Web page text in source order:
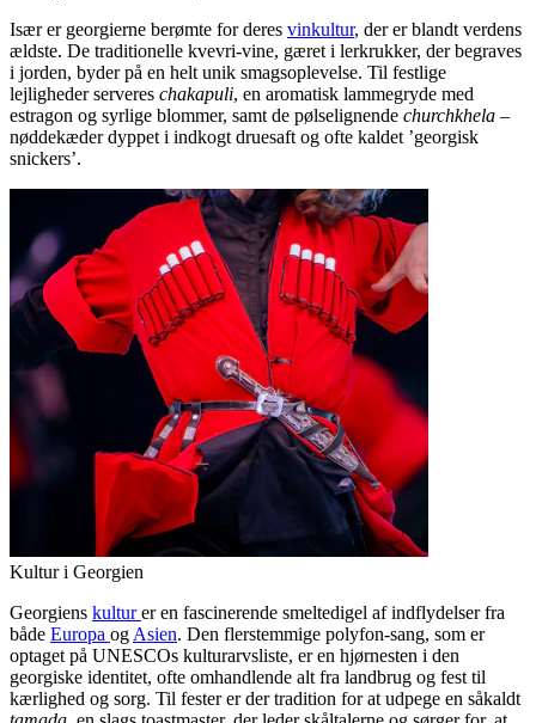
Især er georgierne berømte for deres vinkultur, der er blandt verdens
ældste. De traditionelle kvevri-vine, gæret i lerkrukker, der begraves
i jorden, byder på en helt unik smagsoplevelse. Til festlige
lejligheder serveres chakapuli, en aromatisk lammegryde med
estragon og syrlige blommer, samt de pølselignende churchkhela –
nøddekæder dyppet i indkogt druesaft og ofte kaldet ’georgisk
snickers’.
Kultur i Georgien
Georgiens kulturer en fascinerende smeltedigel af indflydelser fra
både Europa og Asien. Den flerstemmige polyfon-sang, som er
optaget på UNESCOs kulturarvsliste, er en hjørnesten i den
georgiske identitet, ofte omhandlende alt fra landbrug og fest til
kærlighed og sorg. Til fester er der tradition for at udpege en såkaldt